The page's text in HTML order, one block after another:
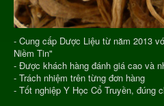
- Cung cấp Dược Liệu từ năm 2013
Niềm Tin"
- Được khách hàng đánh giá cao và
- Trách nhiệm trên từng đơn hàng
- Tốt nghiệp Y Học Cổ Truyền, đúng